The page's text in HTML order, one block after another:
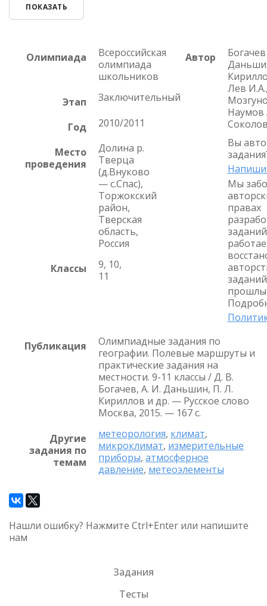
ПОКАЗАТЬ
Олимпиада
Всероссийская
олимпиада
школьников
Этап
Заключительный
Год 2010/2011
Место
проведения
Долина р.
Тверца
(д.Внуково
— с.Спас),
Торжокский
район,
Тверская
область,
Россия
Классы
9, 10,
11
Автор
Лев
Наумов
Вы
Мы
правах
заданий
Публикация
Олимпиадные задания по
географии. Полевые маршруты и
практические задания на
местности. 9-11 классы / Д. В.
Богачев, А. И. Даньшин, П. Л.
Кириллов и др. — Русское слово
Москва, 2015. — 167 с.
Другие
задания по
темам
метеорология, климат,
микроклимат, измерительные
приборы, атмосферное
давление, метеоэлементы
Нашли ошибку? Нажмите Ctrl+Enter или напишите
нам
Задания
Тесты